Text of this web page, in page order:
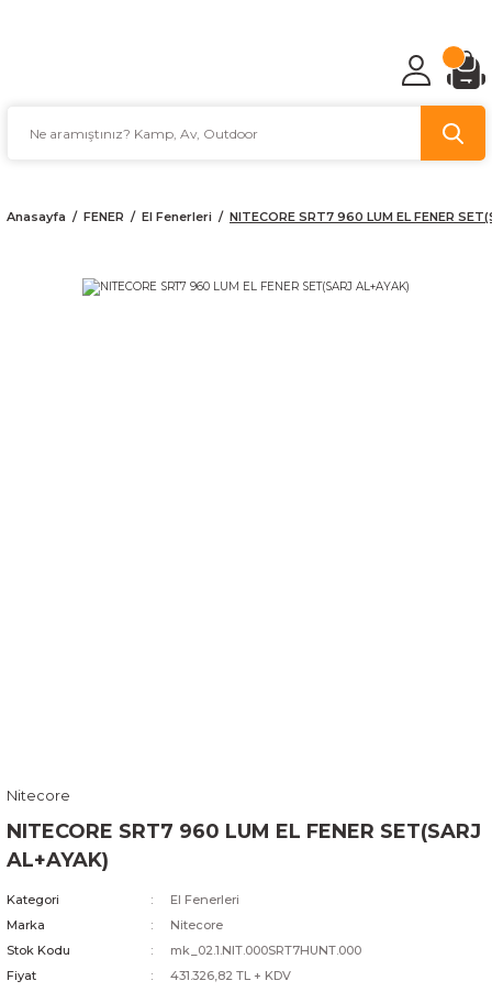
Anasayfa FENER El Fenerleri NITECORE SRT7 960 LUM EL FENER
Nitecore
NITECORE SRT7 960 LUM EL FENER SET(SARJ
AL+AYAK)
Kategori
El Fenerleri
Marka
Nitecore
Stok Kodu
mk_02.1.NIT.000SRT7HUNT.000
Fiyat
431.326,82 TL + KDV